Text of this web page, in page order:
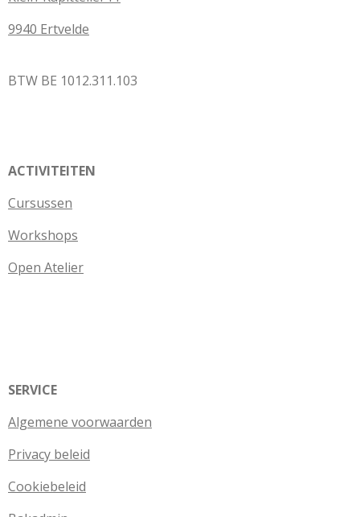
9940 Ertvelde
BTW BE 1012.311.103
ACTIVITEITEN
Cursussen
Workshops
Open Atelier
SERVICE
Algemene voorwaarden
Privacy beleid
Cookiebeleid